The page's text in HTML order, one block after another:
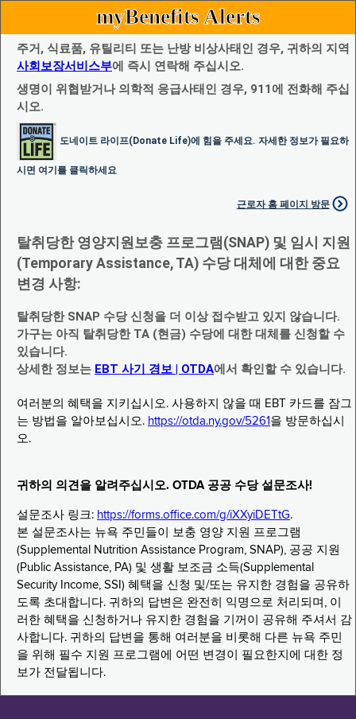
myBenefits Alerts
주거, 식료품, 유틸리티 또는 난방 비상사태인 경우, 귀하의 지역
사회보장서비스부에 즉시 연락해 주십시오.
생명이 위협받거나 의학적 응급사태인 경우, 911에 전화해 주십
시오.
도네이트 라이프(Donate Life)에 힘을 주세요. 자세한 정보가 필요하
시면 여기를 클릭하세요
근로자 홈 페이지 방문
탈취당한 영양지원보충 프로그램(SNAP) 및 임시 지원
(Temporary Assistance, TA) 수당 대체에 대한 중요
변경 사항:
탈취당한 SNAP 수당 신청을 더 이상 접수받고 있지 않습니다.
가구는 아직 탈취당한 TA (현금) 수당에 대한 대체를 신청할 수
있습니다.
상세한 정보는 EBT 사기 경보 | OTDA에서 확인할 수 있습니다.
여러분의 혜택을 지키십시오. 사용하지 않을 때 EBT 카드를 잠그
는 방법을 알아보십시오. https://otda.ny.gov/5261 을 방문하십시
오.
귀하의 의견을 알려주십시오. OTDA 공공 수당 설문조사!
설문조사 링크: https://forms.office.com/g/iXXyiDETtG.
본 설문조사는 뉴욕 주민들이 보충 영양 지원 프로그램
(Supplemental Nutrition Assistance Program, SNAP), 공공 지원
(Public Assistance, PA) 및 생활 보조금 소득(Supplemental
Security Income, SSI) 혜택을 신청 및/또는 유지한 경험을 공유하
도록 초대합니다. 귀하의 답변은 완전히 익명으로 처리되며, 이
러한 혜택을 신청하거나 유지한 경험을 기꺼이 공유해 주셔서 감
사합니다. 귀하의 답변을 통해 여러분을 비롯해 다른 뉴욕 주민
을 위해 필수 지원 프로그램에 어떤 변경이 필요한지에 대한 정
보가 전달됩니다.